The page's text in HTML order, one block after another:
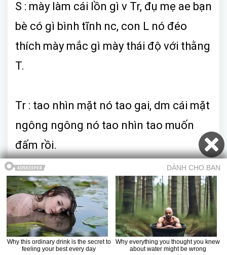
Trở về truyện Chương trước Mục lục Chương sau Truyện 18+
S : mày làm cái lồn gì v Tr, đụ mẹ ae bạn
bè có gì bình tĩnh nc, con L nó đéo
thích mày mắc gì mày thái độ với thằng
T.
Tr : tao nhìn mặt nó tao gai, dm cái mặt
ngông ngông nó tao nhìn tao muốn
đấm rồi.
N : thả cửa mày solo với nó, mày cũng
đéo đủ trình.
Tr : mày dám bật co với tao không T